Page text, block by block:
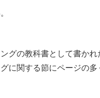
グの教科書として書かれ
に関する節にページの多